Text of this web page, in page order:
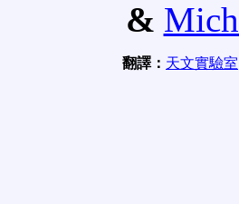
&
翻譯： 天文實驗室